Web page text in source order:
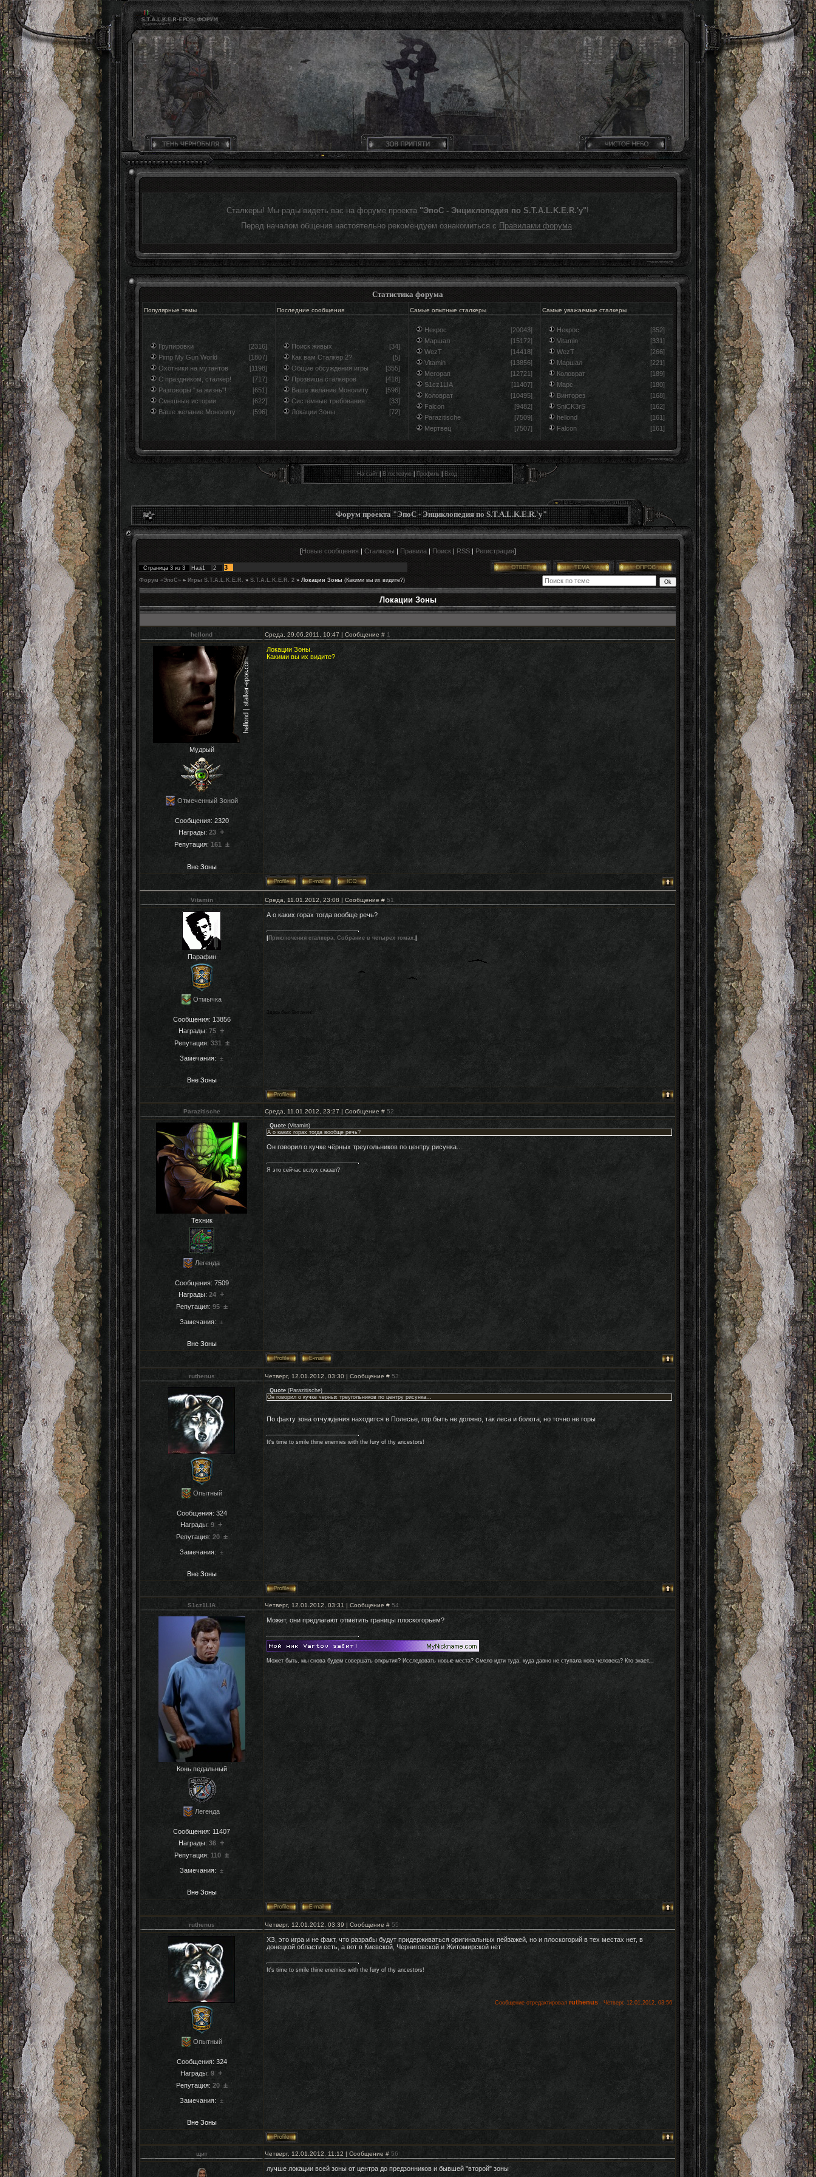
Сталкеры! Мы рады видеть вас на форуме проекта "ЭпоС - Энциклопедия по S.T.A.L.K.E.R.'у"!
Перед началом общения настоятельно рекомендуем ознакомиться с Правилами форума.
Статистика форума
Популярные темы Последние сообщения Самые опытные сталкеры Самые уважаемые сталкеры
Групировки
[2316]
Pimp My Gun World
[1807]
Охотники на мутантов
[1198]
С праздником, сталкер!
[717]
Разговоры "за жизнь"!
[651]
Смешные истории
[622]
Ваше желание Монолиту
[596]
Поиск живых
[34]
Как вам Сталкер 2?
[5]
Общие обсуждения игры
[355]
Прозвища сталкеров
[418]
Ваше желание Монолиту
[596]
Системные требования
[33]
Локации Зоны
[72]
Некрос
[20043]
Маршал
[15172]
WezT
[14418]
Vitamin
[13856]
Мегорап
[12721]
S1cz1LIA
[11407]
Коловрат
[10495]
Falcon
[9482]
Parazitische
[7509]
Мертвец
[7507]
Некрос
[352]
Vitamin
[331]
WezT
[266]
Маршал
[221]
Коловрат
[189]
Марс
[180]
Винторез
[168]
SniCK3rS
[162]
hellond
[161]
Falcon
[161]
На сайт|В гостевую|Профиль|Вход
Форум проекта "ЭпоС - Энциклопедия по S.T.A.L.K.E.R.`у"
[Новые сообщения | Сталкеры | Правила| Поиск| RSS| Регистрация]
Страница 3 из 3 Назад
1 2 3
Форум «ЭпоС» » Игры S.T.A.L.K.E.R. » S.T.A.L.K.E.R. 2 » Локации Зоны (Какими вы их видите?)
Локации Зоны
hellond Среда, 29.06.2011, 10:47 | Сообщение # 1
Мудрый
Отмеченный Зоной
Сообщения: 2320
Награды: 23 +
Репутация: 161 ±
Вне Зоны
Локации Зоны.
Какими вы их видите?
Vitamin Среда, 11.01.2012, 23:08 | Сообщение # 51
Парафин
Отмычка
Сообщения: 13856
Награды: 75 +
Репутация: 331 ±
Замечания: ±
Вне Зоны
А о каких горах тогда вообще речь?
Приключения сталкера. Собрание в четырех томах.
Здесь был Витамин!
Parazitische Среда, 11.01.2012, 23:27 | Сообщение # 52
Техник
Легенда
Сообщения: 7509
Награды: 24 +
Репутация: 95 ±
Замечания: ±
Вне Зоны
Quote(Vitamin)
А о каких горах тогда вообще речь?
Он говорил о кучке чёрных треугольников по центру рисунка...
Я это сейчас вслух сказал?
ruthenus Четверг, 12.01.2012, 03:30 | Сообщение # 53
Опытный
Сообщения: 324
Награды: 9 +
Репутация: 20 ±
Замечания: ±
Вне Зоны
Quote(Parazitische)
Он говорил о кучке чёрных треугольников по центру рисунка...
По факту зона отчуждения находится в Полесье, гор быть не должно, так леса и болота, но точно не горы
It's time to smile thine enemies with the fury of thy ancestors!
S1cz1LIA Четверг, 12.01.2012, 03:31 | Сообщение # 54
Конь педальный
Легенда
Сообщения: 11407
Награды: 36 +
Репутация: 110 ±
Замечания: ±
Вне Зоны
Может, они предлагают отметить границы плоскогорьем?
Может быть, мы снова будем совершать открытия? Исследовать новые места? Смело идти туда, куда давно не ступала нога человека? Кто знает...
ruthenus Четверг, 12.01.2012, 03:39 | Сообщение # 55
Опытный
Сообщения: 324
Награды: 9 +
Репутация: 20 ±
Замечания: ±
Вне Зоны
ХЗ, это игра и не факт, что разрабы будут придерживаться оригинальных пейзажей, но и плоскогорий в тех местах нет, в
донецкой области есть, а вот в Киевской, Черниговской и Житомирской нет
It's time to smile thine enemies with the fury of thy ancestors!
Сообщение отредактировал ruthenus - Четверг, 12.01.2012, 03:56
щит Четверг, 12.01.2012, 11:12 | Сообщение # 56
лучше локации всей зоны от центра до предзонников и бывшей "второй" зоны